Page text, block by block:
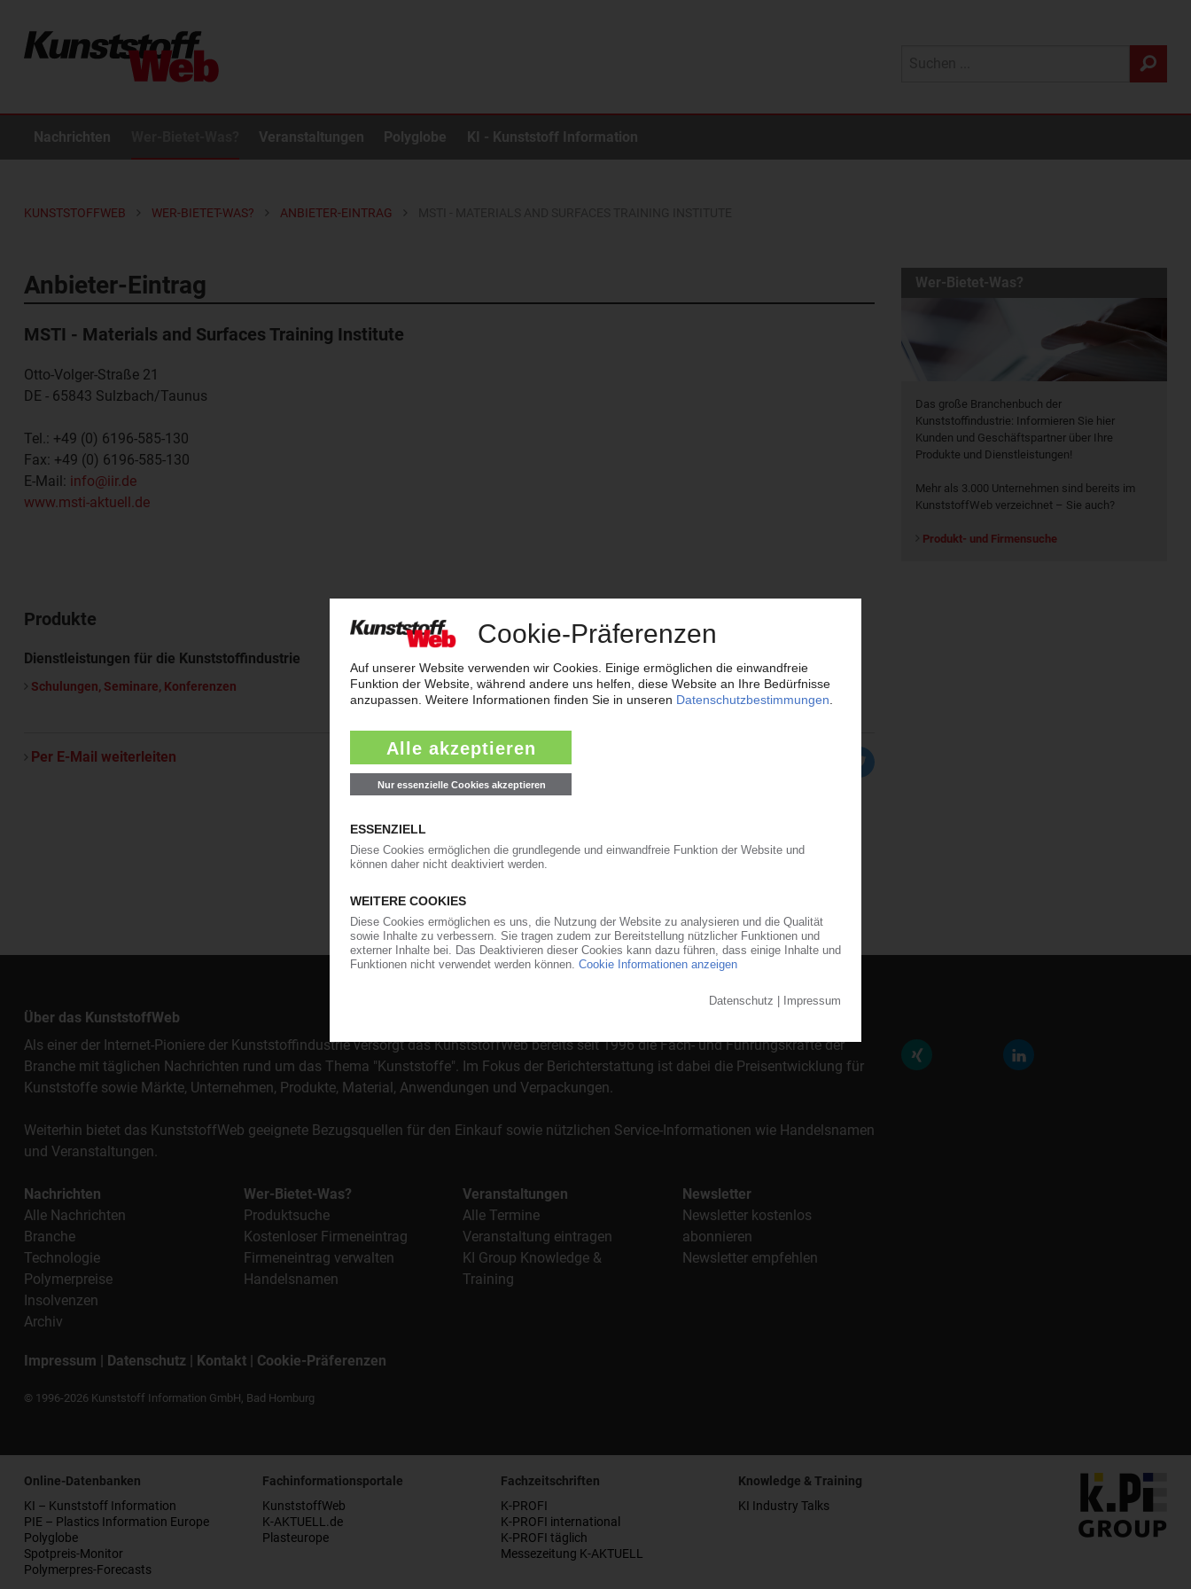
Nachrichten Veranstaltungen Polyglobe KI - Kunststoff Information
KUNSTSTOFFWEB WER-BIETET-WAS? ANBIETER-EINTRAG
Anbieter-Eintrag
MSTI - Materials and Surfaces Training Institute
Otto-Volger-Straße 21
DE - 65843 Sulzbach/Taunus
Tel.: +49 (0) 6196-585-130
Fax: +49 (0) 6196-585-130
E-Mail: info@iir.de
www.msti-aktuell.de
Produkte
Dienstleistungen für die Kunststoffindustrie
Schulungen, Seminare, Konferenzen
Per E-Mail weiterleiten
Wer-Bietet-Was?
Das große Branchenbuch der
Kunststoffindustrie: Informieren Sie hier
Kunden und Geschäftspartner über Ihre
Produkte und Dienstleistungen!
Mehr als 3.000 Unternehmen sind bereits im
KunststoffWeb verzeichnet – Sie auch?
Produkt- und Firmensuche
Über das KunststoffWeb
Als einer der Internet-Pioniere der Kunststoffindustrie versorgt das KunststoffWeb bereits seit 1996 die Fach- und Führungskräfte der
Branche mit täglichen Nachrichten rund um das Thema "Kunststoffe". Im Fokus der Berichterstattung ist dabei die Preisentwicklung für
Kunststoffe sowie Märkte, Unternehmen, Produkte, Material, Anwendungen und Verpackungen.
Weiterhin bietet das KunststoffWeb geeignete Bezugsquellen für den Einkauf sowie nützlichen Service-Informationen wie Handelsnamen
und Veranstaltungen.
Nachrichten
Alle Nachrichten
Branche
Technologie
Polymerpreise
Insolvenzen
Archiv
Wer-Bietet-Was?
Produktsuche
Kostenloser Firmeneintrag
Firmeneintrag verwalten
Handelsnamen
Veranstaltungen
Alle Termine
Veranstaltung eintragen
KI Group Knowledge &
Training
Newsletter
Newsletter kostenlos
abonnieren
Newsletter empfehlen
Impressum | Datenschutz | Kontakt | Cookie-Präferenzen
© 1996-2026 Kunststoff Information GmbH, Bad Homburg
Online-Datenbanken
KI – Kunststoff Information
PIE – Plastics Information Europe
Polyglobe
Spotpreis-Monitor
Polymerpres-Forecasts
Fachinformationsportale
KunststoffWeb
K-AKTUELL.de
Plasteurope
Fachzeitschriften
K-PROFI
K-PROFI international
K-PROFI täglich
Messezeitung K-AKTUELL
Knowledge & Training
KI Industry Talks